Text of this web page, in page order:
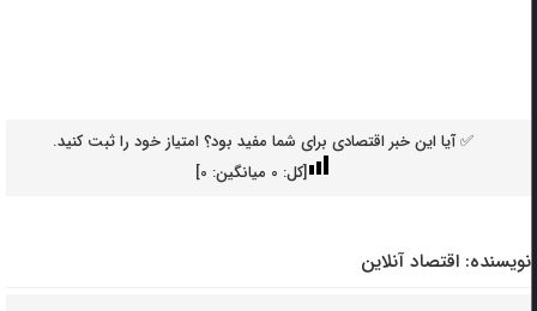
✅ آیا این خبر اقتصادی برای شما مفید بود؟ امتیاز خود را ثبت کنید.
[کل: 0میانگین: 0
]
نویسنده: اقتصاد آنلاین